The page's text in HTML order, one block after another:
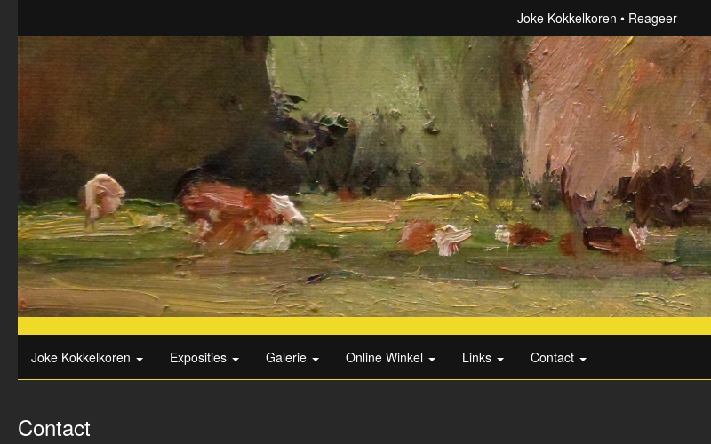
Joke Kokkelkoren Reageer
Joke Kokkelkoren Exposities Galerie Online Winkel Links Contact
Contact